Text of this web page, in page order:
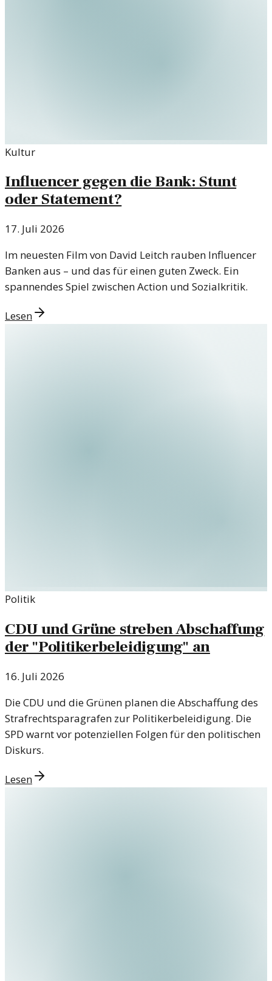
Kultur
Influencer gegen die Bank: Stunt
oder Statement?
17. Juli 2026
Im neuesten Film von David Leitch rauben Influencer
Banken aus – und das für einen guten Zweck. Ein
spannendes Spiel zwischen Action und Sozialkritik.
Lesen
Politik
CDU und Grüne streben Abschaffung
der "Politikerbeleidigung" an
16. Juli 2026
Die CDU und die Grünen planen die Abschaffung des
Strafrechtsparagrafen zur Politikerbeleidigung. Die
SPD warnt vor potenziellen Folgen für den politischen
Diskurs.
Lesen